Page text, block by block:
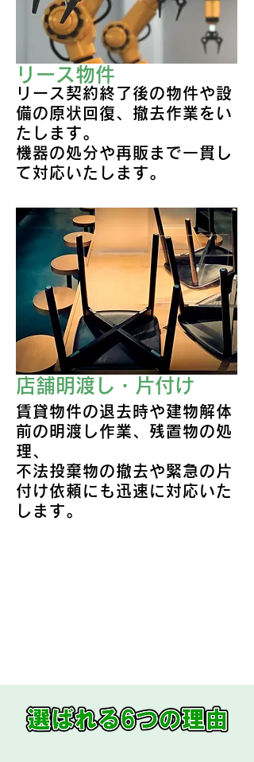
リース物件
リース契約終了後の物件や設
備の原状回復、撤去作業をい
たします。
機器の処分や再販まで一貫し
て対応いたします。
店舗明渡し・片付け
賃貸物件の退去時や建物解体
前の明渡し作業、残置物の処
理、
不法投棄物の撤去や緊急の片
付け依頼にも迅速に対応いた
します。